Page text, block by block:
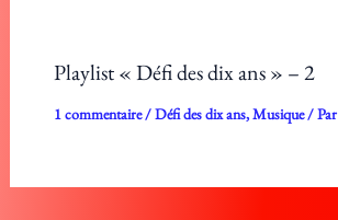
Playlist « Défi des dix ans » – 2
1 commentaire/Défi des dix ans,Musique/ Par